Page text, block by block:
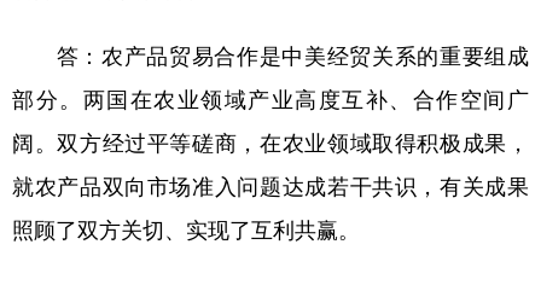
答：农产品贸易合作是中美经贸关系的重要组成
部分。两国在农业领域产业高度互补、合作空间广
阔。双方经过平等磋商，在农业领域取得积极成果，
就农产品双向市场准入问题达成若干共识，有关成果
照顾了双方关切、实现了互利共赢。